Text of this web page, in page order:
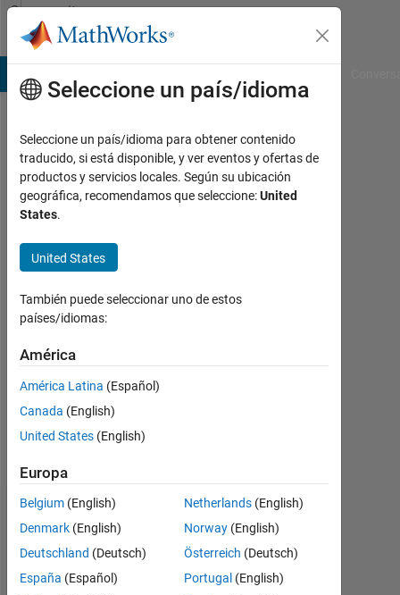
Saltar al contenido
Community
Profile
Adedotun
Owojori
Con
desde
2021
Followers:
Following:
0
Follow
Please
login
Seleccione un país/idioma
Seleccione un país/idioma para obtener contenido
traducido, si está disponible, y ver eventos y ofertas de
productos y servicios locales. Según su ubicación
geográfica, recomendamos que seleccione:United
States.
United States
También puede seleccionar uno de estos
países/idiomas:
América
América Latina (Español)
Canada (English)
United States (English)
Europa
Belgium (English)
Denmark (English)
Deutschland (Deutsch)
España (Español)
Netherlands(English)
Norway(English)
Österreich (Deutsch)
Portugal (English)